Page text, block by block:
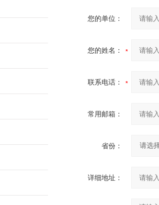
您的单位：
您的姓名：
联系电话：
常用邮箱：
省份：
详细地址：